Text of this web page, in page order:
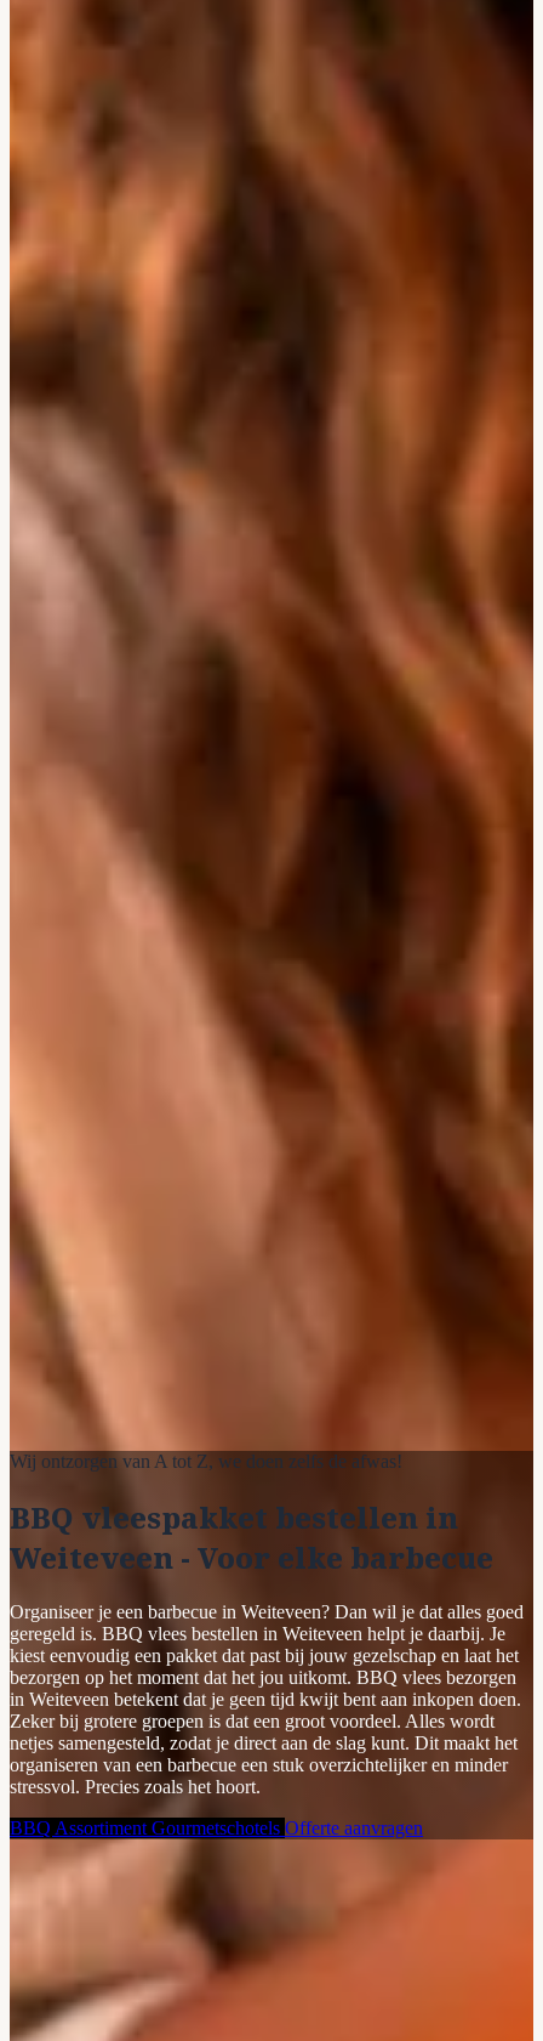
Wij ontzorgen van A tot Z, we doen zelfs de afwas!
BBQ vleespakket bestellen in
Weiteveen - Voor elke barbecue
Organiseer je een barbecue in Weiteveen? Dan wil je dat alles goed
geregeld is. BBQ vlees bestellen in Weiteveen helpt je daarbij. Je
kiest eenvoudig een pakket dat past bij jouw gezelschap en laat het
bezorgen op het moment dat het jou uitkomt. BBQ vlees bezorgen
in Weiteveen betekent dat je geen tijd kwijt bent aan inkopen doen.
Zeker bij grotere groepen is dat een groot voordeel. Alles wordt
netjes samengesteld, zodat je direct aan de slag kunt. Dit maakt het
organiseren van een barbecue een stuk overzichtelijker en minder
stressvol. Precies zoals het hoort.
BBQ Assortiment Gourmetschotels Offerte aanvragen